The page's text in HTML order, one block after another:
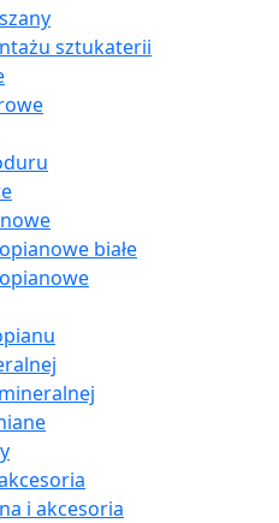
sztukaterii
białe
i akcesoria